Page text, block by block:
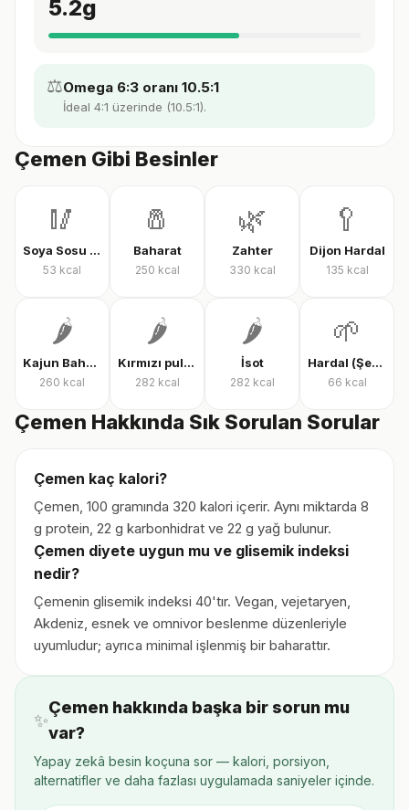
5.2g
⚖️Omega 6:3 oranı 10.5:1
İdeal 4:1 üzerinde (10.5:1).
Çemen Gibi Besinler
🥢
Soya Sosu (Tuzlu)
53 kcal
🧂
Baharat
250 kcal
🌿
Zahter
330 kcal
🥄
Dijon Hardal
135 kcal
🌶️
Kajun Baharatı
260 kcal
🌶️
Kırmızı pul biber
282 kcal
🌶️
İsot
282 kcal
🌱
Hardal (Şekersiz)
66 kcal
Çemen Hakkında Sık Sorulan Sorular
Çemen kaç kalori?
Çemen, 100 gramında 320 kalori içerir. Aynı miktarda 8
g protein, 22 g karbonhidrat ve 22 g yağ bulunur.
Çemen diyete uygun mu ve glisemik indeksi
nedir?
Çemenin glisemik indeksi 40'tır. Vegan, vejetaryen,
Akdeniz, esnek ve omnivor beslenme düzenleriyle
uyumludur; ayrıca minimal işlenmiş bir baharattır.
✨
Çemen hakkında başka bir sorun mu
var?
Yapay zekâ besin koçuna sor — kalori, porsiyon,
alternatifler ve daha fazlası uygulamada saniyeler içinde.